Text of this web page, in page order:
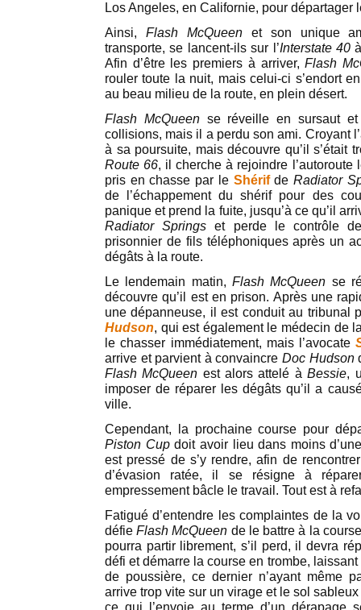
Los Angeles, en Californie, pour départager
Ainsi, Flash McQueenet son unique
transporte, se lancent-ils sur l’Interstate 40
Afin d’être les premiers à arriver,Flash
rouler toute la nuit, mais celui-ci s’endort
au beau milieu de la route, en plein désert.
Flash McQueense réveille en sursaut et
collisions, mais il a perdu son ami. Croyant
à sa poursuite, mais découvre qu’il s’était
Route 66, il cherche à rejoindre
pris en chasse par le Shérifde Radiator
de l’échappement du shérif pour des
panique et prend la fuite, jusqu’à ce qu’il
Radiator Springs et perde le contrôle
prisonnier de fils téléphoniques après un
dégâts à la route.
Le lendemain matin, Flash McQueen se
découvre qu’il est en prison. Après une
une dépanneuse, il est conduit au tribunal
Hudson, qui est également le médecin de
le chasser immédiatement, mais l’avocate
arrive et parvient à convaincre Doc Hudson
Flash McQueen est alors attelé àBessie,
imposer de réparer les dégâts qu’il a
ville.
Cependant, la prochaine course pour
Piston Cupdoit avoir lieu dans moins
est pressé de s’y rendre, afin de
d’évasion ratée, il se résigne à
empressement bâcle le travail. Tout est à
Fatigué d’entendre les complaintes de la
défieFlash McQueen de le battre à la
pourra partir librement, s’il perd, il devra
défi et démarre la course en trombe, laissant
de poussière, ce dernier n’ayant même
arrive trop vite sur un virage et le sol
ce qui l’envoie au terme d’un dérapage